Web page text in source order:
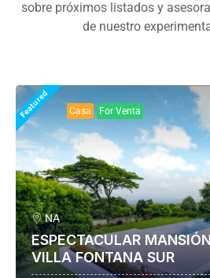
sobre próximos listados y
de nuestro
Featured Casa For Venta
NA
ESPECTACULAR
VILLA FONTANA SUR